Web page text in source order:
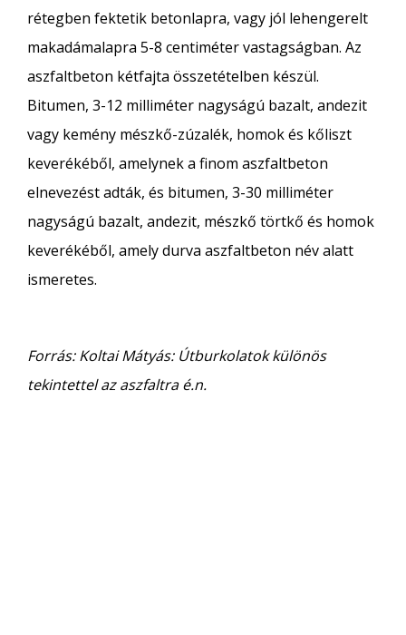
rétegben fektetik betonlapra, vagy jól lehengerelt
makadámalapra 5-8 centiméter vastagságban. Az
aszfaltbeton kétfajta összetételben készül.
Bitumen, 3-12 milliméter nagyságú bazalt, andezit
vagy kemény mészkő-zúzalék, homok és kőliszt
keverékéből, amelynek a finom aszfaltbeton
elnevezést adták, és bitumen, 3-30 milliméter
nagyságú bazalt, andezit, mészkő törtkő és homok
keverékéből, amely durva aszfaltbeton név alatt
ismeretes.
Forrás: Koltai Mátyás: Útburkolatok különös
tekintettel az aszfaltra é.n.